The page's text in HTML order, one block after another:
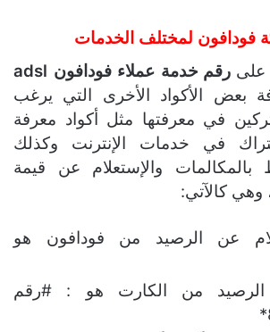
فودافون لمختلف الخدمات
علىرقم خدمة عملاء فودافون adsl
بعض الأكواد الأخرى التي يرغب
في معرفتها مثل أكواد معرفة
في خدمات الإنترنت وكذلك
بالمكالمات والإستعلام عن قيمة
وهي كالآتي:
عن الرصيد من فودافون هو
من الكارت هو : #رقم